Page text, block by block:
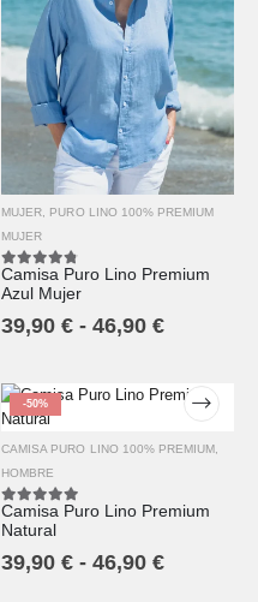
MUJER
PURO LINO 100% PREMIUM
MUJER
4.67out of 5
Camisa Puro Lino Premium
Azul Mujer
39,90 € - 46,90 €
-50%
CAMISA PURO LINO 100% PREMIUM
HOMBRE
5.00 out of 5
Camisa Puro Lino Premium
Natural
39,90 € - 46,90 €